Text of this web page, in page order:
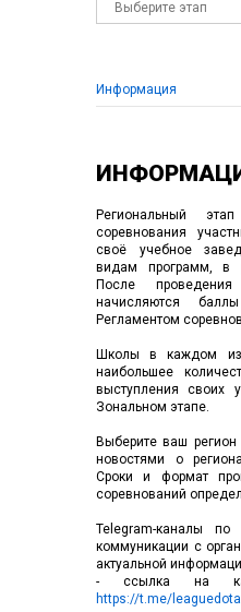
Информация
Региональный
соревнования
своё учебное
видам программ, в
После
начисляются
Регламентом
Школы в каждом из
наибольшее
выступления своих
Зональном этапе.
Выберите ваш
новостями о
Сроки и формат
соревнований
Telegram-каналы
коммуникации с
актуальной
- ссылка на
https://t.me/